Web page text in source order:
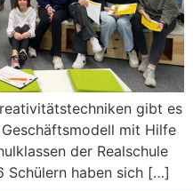
gibt es
mit Hilfe
der Realschule
Schülern haben sich […]